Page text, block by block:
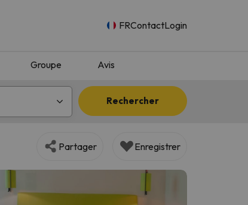
FRContactLogin
Groupe Avis
Rechercher
Partager Enregistrer